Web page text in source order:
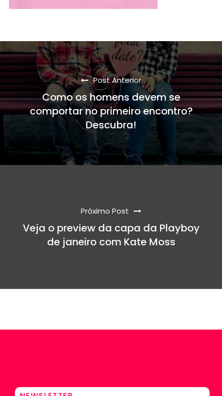
Post Anterior
Como os homens devem se
comportar no primeiro encontro?
Descubra!
Próximo Post
Veja o preview da capa da Playboy
de janeiro com Kate Moss